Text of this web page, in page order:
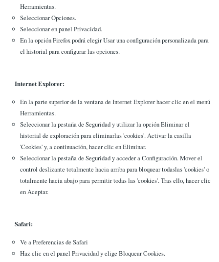
Herramientas.
Seleccionar Opciones.
Seleccionar en panel Privacidad.
En la opción Firefox podrá elegir Usar una configuración personalizada para
el historial para configurar las opciones.
Internet Explorer:
En la parte superior de la ventana de Internet Explorer hacer clic en el menú
Herramientas.
Seleccionar la pestaña de Seguridad y utilizar la opción Eliminar el
historial de exploración para eliminarlas 'cookies'. Activar la casilla
'Cookies' y, a continuación, hacer clic en Eliminar.
Seleccionar la pestaña de Seguridad y acceder a Configuración. Mover el
control deslizante totalmente hacia arriba para bloquear todaslas 'cookies' o
totalmente hacia abajo para permitir todas las 'cookies'. Tras ello, hacer clic
en Aceptar.
Safari:
Ve a Preferencias de Safari
Haz clic en el panel Privacidad y elige Bloquear Cookies.